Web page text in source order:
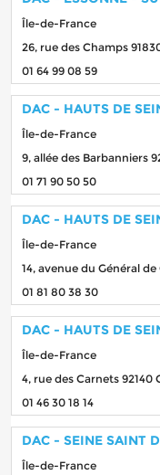
Île-de-France
26, rue des Champs
01 64 99 08 59
DAC - HAUTS DE
Île-de-France
9, allée des Barbanniers
01 71 90 50 50
DAC - HAUTS DE
Île-de-France
14, avenue du Général de
01 81 80 38 30
DAC - HAUTS DE
Île-de-France
4, rue des Carnets 92140
01 46 30 18 14
DAC - SEINE SAINT
Île-de-France